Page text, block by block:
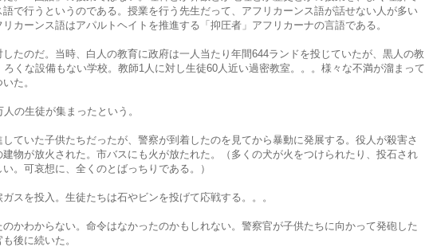
語で行うというのである。授業を行う先生だって、アフリカーンス語が話せない人が多い
カーンス語はアパルトヘイトを推進する「抑圧者」アフリカーナの言語である。
たのだ。当時、白人の教育に政府は一人当たり年間644ランドを投じていたが、黒人の教
くな設備もない学校。教師1人に対し生徒60人近い過密教室。。。様々な不満が溜まって
た。
の生徒が集まったという。
ていた子供たちだったが、警察が到着したのを見てから暴動に発展する。役人が殺害さ
物が放火された。市バスにも火が放たれた。（多くの犬が火をつけられたり、投石され
。可哀想に、全くのとばっちりである。）
スを投入。生徒たちは石やビンを投げて応戦する。。。
かわからない。命令はなかったのかもしれない。警察官が子供たちに向かって発砲した
後に続いた。